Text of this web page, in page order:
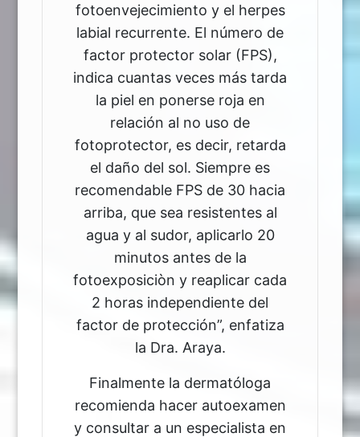
fotoenvejecimiento y el herpes
labial recurrente. El número de
factor protector solar (FPS),
indica cuantas veces más tarda
la piel en ponerse roja en
relación al no uso de
fotoprotector, es decir, retarda
el daño del sol. Siempre es
recomendable FPS de 30 hacia
arriba, que sea resistentes al
agua y al sudor, aplicarlo 20
minutos antes de la
fotoexposiciòn y reaplicar cada
2 horas independiente del
factor de protección”, enfatiza
la Dra. Araya.
Finalmente la dermatóloga
recomienda hacer autoexamen
y consultar a un especialista en